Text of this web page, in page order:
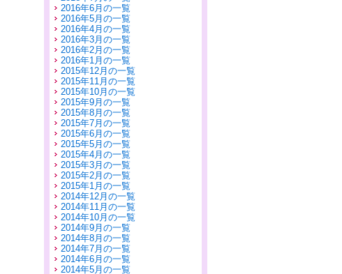
2016年6月の一覧
2016年5月の一覧
2016年4月の一覧
2016年3月の一覧
2016年2月の一覧
2016年1月の一覧
2015年12月の一覧
2015年11月の一覧
2015年10月の一覧
2015年9月の一覧
2015年8月の一覧
2015年7月の一覧
2015年6月の一覧
2015年5月の一覧
2015年4月の一覧
2015年3月の一覧
2015年2月の一覧
2015年1月の一覧
2014年12月の一覧
2014年11月の一覧
2014年10月の一覧
2014年9月の一覧
2014年8月の一覧
2014年7月の一覧
2014年6月の一覧
2014年5月の一覧